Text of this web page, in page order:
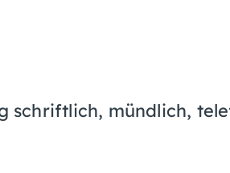
schriftlich, mündlich,